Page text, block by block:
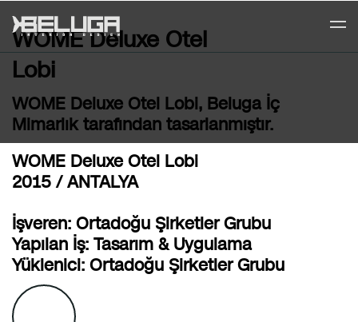
WOME Deluxe Otel
Lobi
WOME Deluxe Otel Lobi, Beluga İç
Mimarlık tarafından tasarlanmıştır.
WOME Deluxe Otel Lobi
2015 / ANTALYA
İşveren: Ortadoğu Şirketler Grubu
Yapılan İş: Tasarım & Uygulama
Yüklenici: Ortadoğu Şirketler Grubu